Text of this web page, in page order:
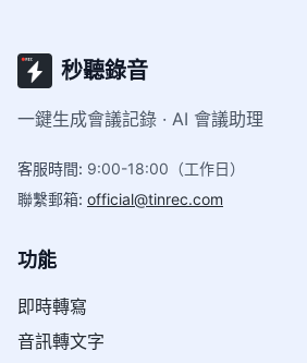
秒聽錄音
一鍵生成會議記錄 · AI 會議助理
客服時間: 9:00-18:00（工作日）
聯繫郵箱: official@tinrec.com
功能
即時轉寫
音訊轉文字